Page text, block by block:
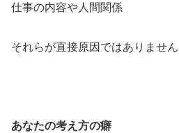
仕事の内容や人間関係
それらが直接原因ではありません
あなたの考え方の癖